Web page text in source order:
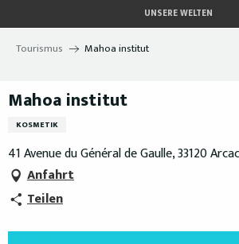
au
contenu
UNSERE WELTEN
Tourismus Mahoa institut
Mahoa institut
KOSMETIK
41 Avenue du Général de Gaulle, 33120
Anfahrt
Teilen